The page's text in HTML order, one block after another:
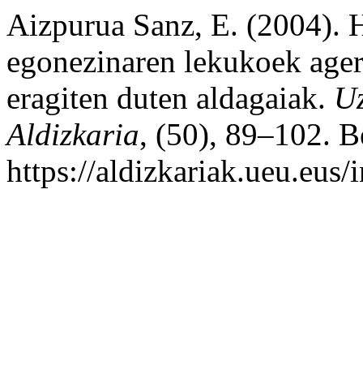
Aizpurua Sanz, E. (2004).
egonezinaren lekukoek
eragiten duten aldagaiak.
Aldizkaria, (50), 89–102.
https://